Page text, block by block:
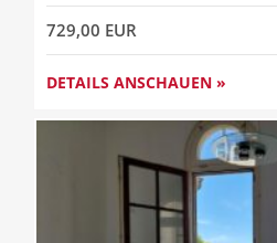
729,00 EUR
DETAILS ANSCHAUEN »